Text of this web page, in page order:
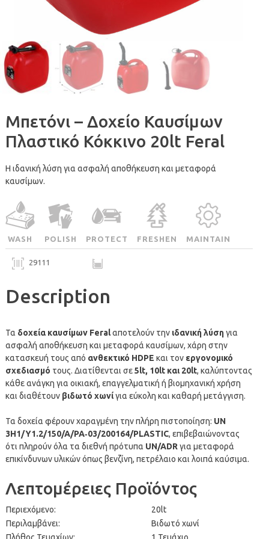
Μπετόνι – Δοχείο Καυσίμων
Πλαστικό Κόκκινο 20lt Feral
Η ιδανική λύση για ασφαλή αποθήκευση και μεταφορά
καυσίμων.
WASH POLISH PROTECT FRESHEN MAINTAIN
29111
Description
Τα δοχεία καυσίμων Feralαποτελούν την ιδανική λύσηγια
ασφαλή αποθήκευση και μεταφορά καυσίμων, χάρη στην
κατασκευή τους από ανθεκτικό HDPE και τον εργονομικό
σχεδιασμό τους. Διατίθενται σε5lt, 10lt και 20lt, καλύπτοντας
κάθε ανάγκη για οικιακή, επαγγελματική ή βιομηχανική χρήση
και διαθέτουν βιδωτό χωνίγια εύκολη και καθαρή μετάγγιση.
Τα δοχεία φέρουν χαραγμένη την πλήρη πιστοποίηση: UN
3H1/Y1.2/150/A/PA‑03/200164/PLASTIC, επιβεβαιώνοντας
ότι πληρούν όλα τα διεθνή πρότυπα UN/ADRγια μεταφορά
επικίνδυνων υλικών όπως βενζίνη, πετρέλαιο και λοιπά καύσιμα.
Λεπτομέρειες Προϊόντος
Περιεχόμενο:
20lt
Περιλαμβάνει:
Βιδωτό χωνί